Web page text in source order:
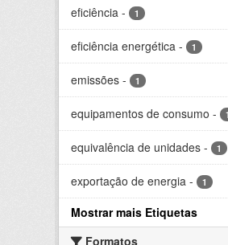
eficiência - 1
eficiência energética - 1
emissões - 1
equipamentos de consumo - 1
equivalência de unidades - 1
exportação de energia - 1
Mostrar mais Etiquetas
Formatos